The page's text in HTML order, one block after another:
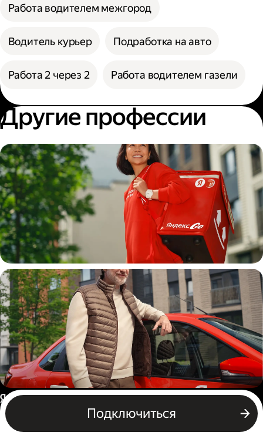
Работа водителем межгород
Водитель курьер Подработка на авто
Работа 2 через 2 Работа водителем газели
Другие профессии
Пеший курьер
Автокурьер
Подключиться
Россия
Бизнесу